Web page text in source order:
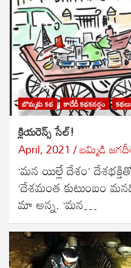
బొమ్మకు కథ కాదేదీ కథకనర్హం కథలు
క్లియరెన్స్ సేల్!
April, 2021 బ‌మ్మిడి
‘మన యిల్లే దేశం’
‘దేశమంత కుటుంబం
మా అన్న. ‘మన…